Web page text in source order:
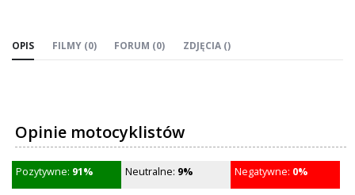
OPIS FILMY (0) FORUM (0) ZDJĘCIA ()
Opinie motocyklistów
Pozytywne: 91% Neutralne: 9% Negatywne: 0%